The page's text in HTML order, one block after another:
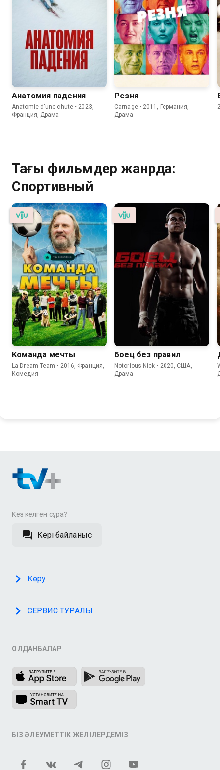
Анатомия падения
Anatomie d'une chute • 2023,
Франция, Драма
Резня
Carnage • 2011, Германия,
Драма
Тағы фильмдер жанрда:
Спортивный
Команда мечты
La Dream Team • 2016, Франция,
Комедия
Боец без правил
Notorious Nick • 2020, США,
Драма
Кез келген сұрақ?
Кері байланыс
Көру
СЕРВИС ТУРАЛЫ
ҚОЛДАНБАЛАР
БІЗ ӘЛЕУМЕТТІК ЖЕЛІЛЕРДЕМІЗ